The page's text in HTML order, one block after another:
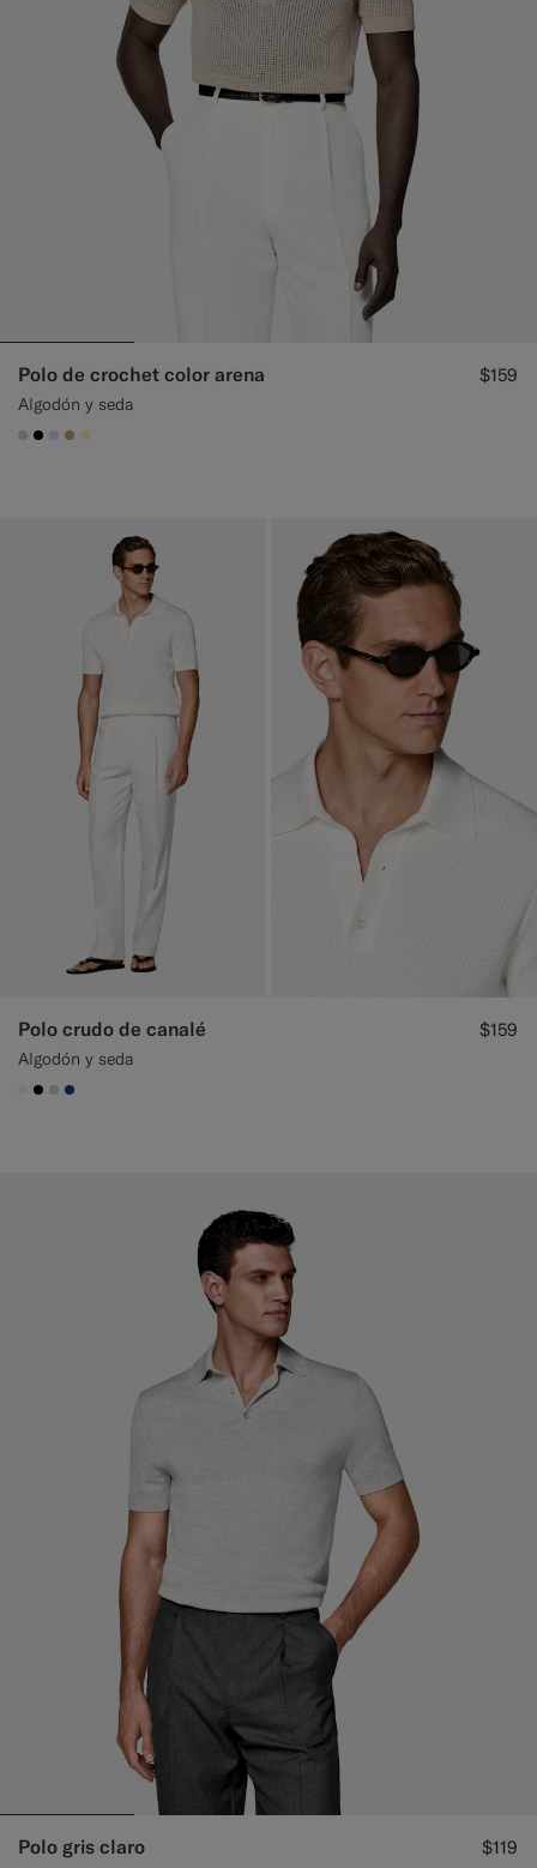
Polo de crochet color arena
Algodón y seda
$159
#D7D1C3
#000000
#CCDCF9
#C4A181
#FFEFB5
Polo crudo de canalé
Algodón y seda
$159
#F1EFE8
#000000
#D7D1C3
#1C3D7A
Polo gris claro $119